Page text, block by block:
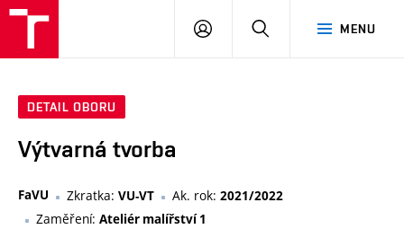
MENU
PŘIHLÁSIT
DETAIL OBORU
Výtvarná tvorba
FaVU Zkratka: VU-VT Ak. rok: 2021/2022
Zaměření: Ateliér malířství 1